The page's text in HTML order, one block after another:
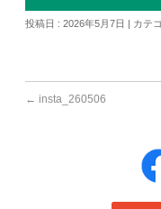
大会の特徴
ふるさと納税エント
投稿日 : 2026年5月7日 | カテ
← insta_260506